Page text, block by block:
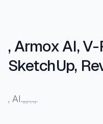
, Armox AI,
SketchUp,
, AI.,,,,.,.,,.